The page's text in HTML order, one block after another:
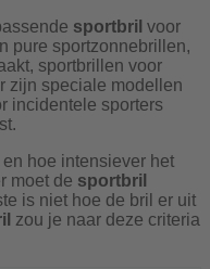
sportbril voor
pure sportzonnebrillen,
sportbrillen voor
zijn speciale modellen
incidentele sporters
en hoe intensiever het
moet de sportbril
is niet hoe de bril er uit
zou je naar deze criteria